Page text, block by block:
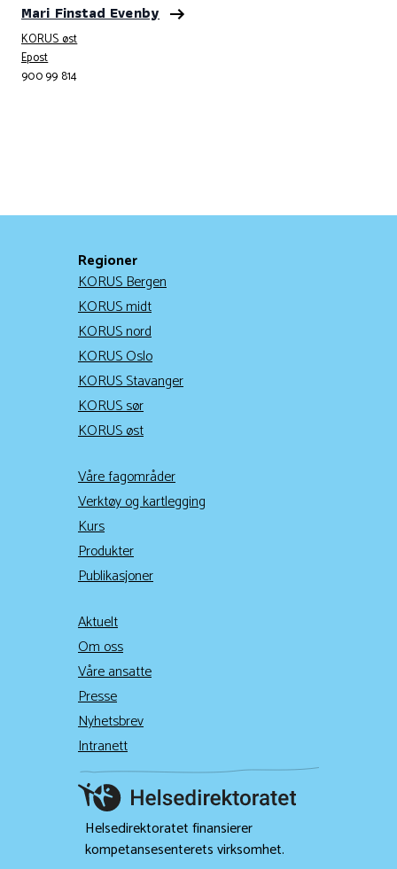
Mari Finstad Evenby
KORUS øst
EpostTelefonnummer
900 99 814
Regioner
KORUS Bergen
KORUS midt
KORUS nord
KORUS Oslo
KORUS Stavanger
KORUS sør
KORUS øst
Våre fagområder
Verktøy og kartlegging
Kurs
Produkter
Publikasjoner
Aktuelt
Om oss
Våre ansatte
Presse
Nyhetsbrev
Intranett
Helsedirektoratet finansierer
kompetansesenterets virksomhet.